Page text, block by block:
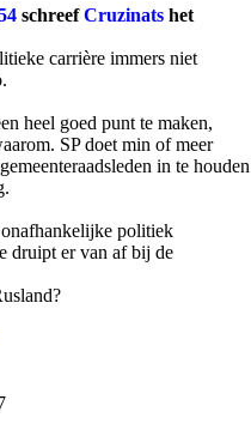
schreefCruzinats het
carrière immers niet
heel goed punt te maken,
SP doet min of meer
in te houden
onafhankelijke politiek
druipt er van af bij de